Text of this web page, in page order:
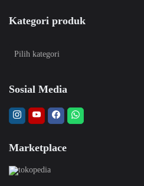
Kategori produk
Sosial Media
Marketplace